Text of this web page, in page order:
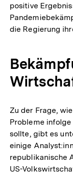
positive
die Regierung
Zu der Frage,
Probleme
sollte, gibt es
einige
republikanische
US-